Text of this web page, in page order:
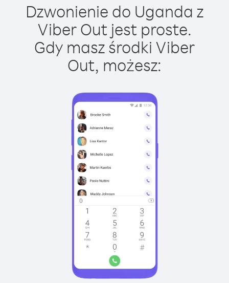
Dzwonienie do Uganda z
Viber Out jest proste.
Gdy masz środki Viber
Out, możesz: